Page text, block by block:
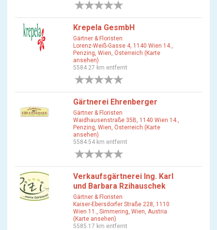
Krepela GesmbH
Gärtner & Floristen
Lorenz-Weiß-Gasse 4, 1140 Wien 14.,
Penzing, Wien, Österreich (Karte
ansehen)
5584.27 km entfernt
Gärtnerei Ehrenberger
Gärtner & Floristen
Waidhausenstraße 35B, 1140 Wien 14.,
Penzing, Wien, Österreich (Karte
ansehen)
5584.54 km entfernt
Verkaufsgärtnerei Ing. Karl
und Barbara Rzihauschek
Gärtner & Floristen
Kaiser-Ebersdorfer Straße 228, 1110
Wien 11., Simmering, Wien, Austria
(Karte ansehen)
5585.17 km entfernt